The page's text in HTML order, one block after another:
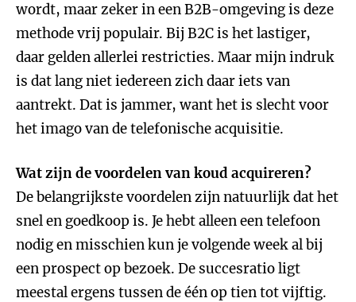
wordt, maar zeker in een B2B-omgeving is deze
methode vrij populair. Bij B2C is het lastiger,
daar gelden allerlei restricties. Maar mijn indruk
is dat lang niet iedereen zich daar iets van
aantrekt. Dat is jammer, want het is slecht voor
het imago van de telefonische acquisitie.
Wat zijn de voordelen van koud acquireren?
De belangrijkste voordelen zijn natuurlijk dat het
snel en goedkoop is. Je hebt alleen een telefoon
nodig en misschien kun je volgende week al bij
een prospect op bezoek. De succesratio ligt
meestal ergens tussen de één op tien tot vijftig.